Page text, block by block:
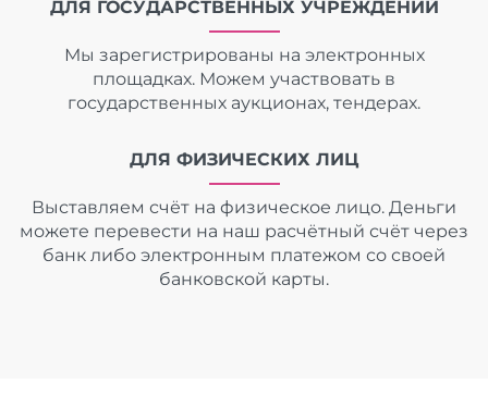
ДЛЯ ГОСУДАРСТВЕННЫХ УЧРЕЖДЕНИЙ
Мы зарегистрированы на электронных
площадках. Можем участвовать в
государственных аукционах, тендерах.
ДЛЯ ФИЗИЧЕСКИХ ЛИЦ
Выставляем счёт на физическое лицо. Деньги
можете перевести на наш расчётный счёт через
банк либо электронным платежом со своей
банковской карты.